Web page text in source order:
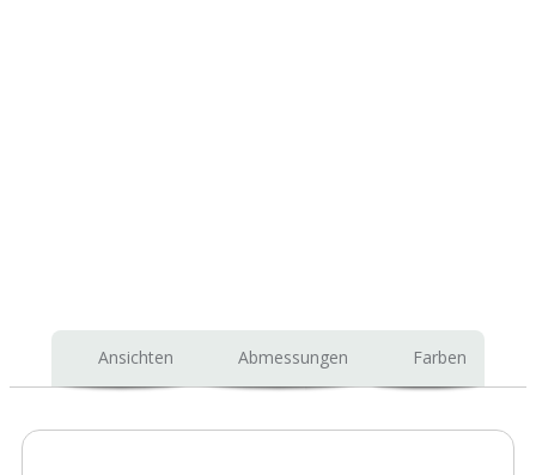
Ansichten Abmessungen Farben